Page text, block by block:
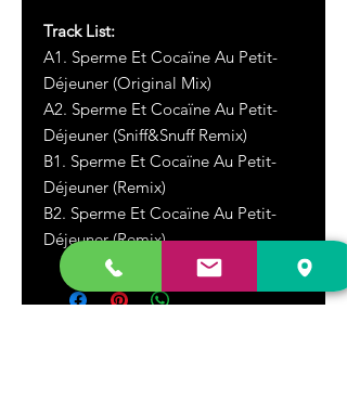
Track List:
A1. Sperme Et Cocaïne Au Petit-
Déjeuner (Original Mix)
A2. Sperme Et Cocaïne Au Petit-
Déjeuner (Sniff&Snuff Remix)
B1. Sperme Et Cocaïne Au Petit-
Déjeuner (Remix)
B2. Sperme Et Cocaïne Au Petit-
Déjeuner (Remix)